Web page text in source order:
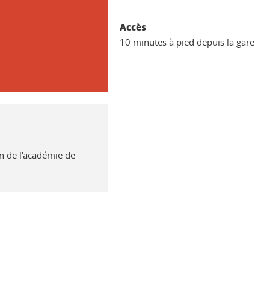
Accès
10 minutes à pied depuis la gare
de l'académie de